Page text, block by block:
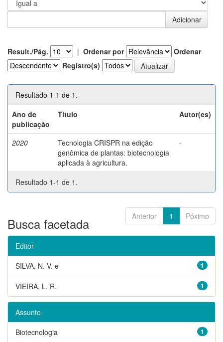
Result./Pág. | Ordenar por
Ordenar
Registro(s)
Resultado 1-1 de 1.
Ano de
publicação
Título Autor(es)
2020
Tecnologia CRISPR na edição
genômica de plantas: biotecnologia
aplicada à agricultura.
-
Resultado 1-1 de 1.
Anterior 1 Póximo
Busca facetada
Editor
1
SILVA, N. V. e
1
VIEIRA, L. R.
Assunto
1
Biotecnologia